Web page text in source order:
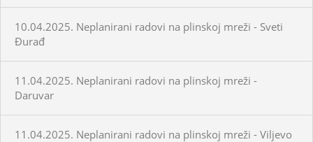
10.04.2025. Neplanirani radovi na plinskoj mreži - Sveti
Đurađ
11.04.2025. Neplanirani radovi na plinskoj mreži -
Daruvar
11.04.2025. Neplanirani radovi na plinskoj mreži - Viljevo